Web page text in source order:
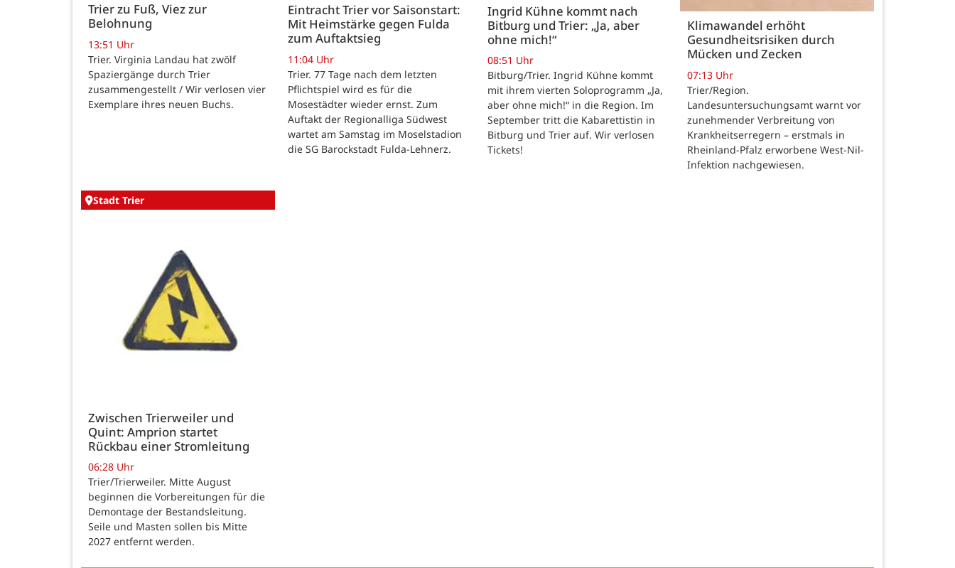
Trier zu Fuß, Viez zur
Belohnung
13:51 Uhr
Trier. Virginia Landau hat zwölf
Spaziergänge durch Trier
zusammengestellt / Wir verlosen vier
Exemplare ihres neuen Buchs.
Eintracht Trier vor Saisonstart:
Mit Heimstärke gegen Fulda
zum Auftaktsieg
11:04 Uhr
Trier. 77 Tage nach dem letzten
Pflichtspiel wird es für die
Mosestädter wieder ernst. Zum
Auftakt der Regionalliga Südwest
wartet am Samstag im Moselstadion
die SG Barockstadt Fulda-Lehnerz.
Ingrid Kühne kommt nach
Bitburg und Trier: „Ja, aber
ohne mich!“
08:51 Uhr
Bitburg/Trier. Ingrid Kühne kommt
mit ihrem vierten Soloprogramm „Ja,
aber ohne mich!“ in die Region. Im
September tritt die Kabarettistin in
Bitburg und Trier auf. Wir verlosen
Tickets!
Klimawandel erhöht
Gesundheitsrisiken durch
Mücken und Zecken
07:13 Uhr
Trier/Region.
Landesuntersuchungsamt warnt vor
zunehmender Verbreitung von
Krankheitserregern – erstmals in
Rheinland-Pfalz erworbene West-Nil-
Infektion nachgewiesen.
Stadt Trier
Zwischen Trierweiler und
Quint: Amprion startet
Rückbau einer Stromleitung
06:28 Uhr
Trier/Trierweiler. Mitte August
beginnen die Vorbereitungen für die
Demontage der Bestandsleitung.
Seile und Masten sollen bis Mitte
2027 entfernt werden.